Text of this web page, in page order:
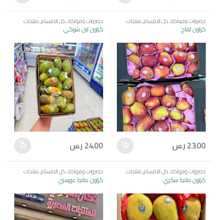
خضروات وفواكة,كل الاقسام,منتجات
مصرية
كرتون تفاح
23.00 ر.س
خضروات وفواكة,كل الاقسام,منتجات
مصرية
كرتون تين شوكي
24.00 ر.س
خضروات وفواكة,كل الاقسام,منتجات
مصرية
كرتون مانجا سكري
خضروات وفواكة,كل الاقسام,منتجات
مصرية
كرتون مانجا عويسي